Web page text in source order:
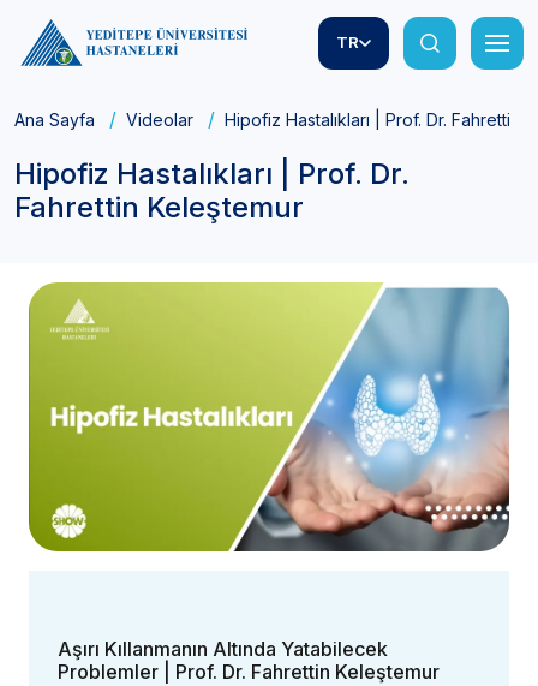
TR
Ana Sayfa Videolar Hipofiz Hastalıkları | Prof. Dr. Fahrettin
Hipofiz Hastalıkları | Prof. Dr.
Fahrettin Keleştemur
Aşırı Kıllanmanın Altında Yatabilecek
Problemler | Prof. Dr. Fahrettin Keleştemur